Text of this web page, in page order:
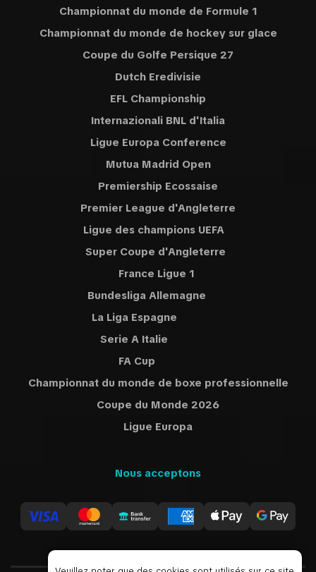
Championnat du monde de Formule 1
Championnat du monde de hockey sur glace
Coupe du Golfe Persique 27
Dutch Eredivisie
EFL Championship
Internazionali BNL d'Italia
Ligue Europa Conference
Mutua Madrid Open
Premiership Ecossaise
Premier League d'Angleterre
Ligue des champions UEFA
Super Coupe d'Angleterre
France Ligue 1
Bundesliga Allemagne
La Liga Espagne
Serie A Italie
FA Cup
Championnat du monde de boxe professionnelle
Coupe du Monde 2026
Ligue Europa
Nous acceptons